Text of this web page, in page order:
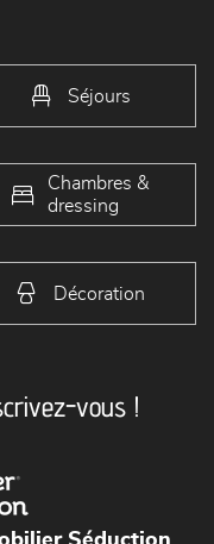
Séjours
Chambres &
dressing
Décoration
vous !